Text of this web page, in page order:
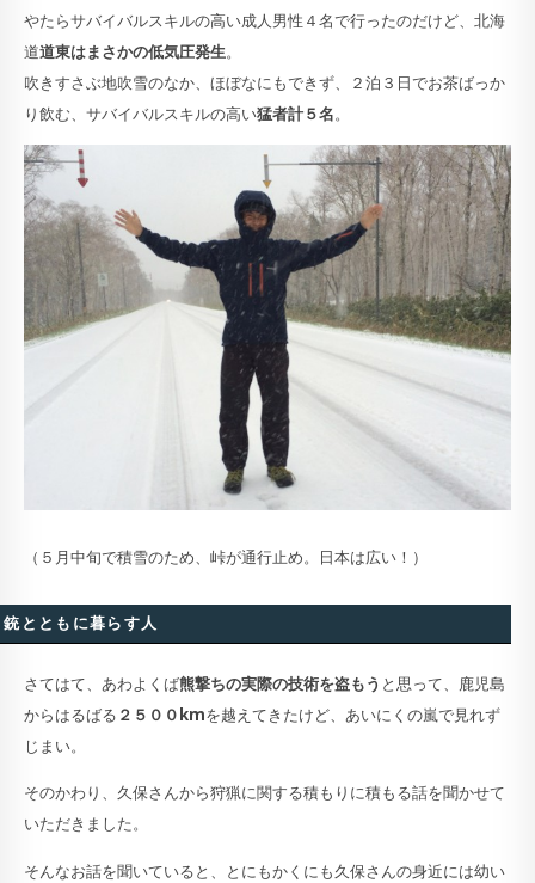
やたらサバイバルスキルの高い成人男性４名で行ったのだけど、北海
道道東はまさかの低気圧発生。
吹きすさぶ地吹雪のなか、ほぼなにもできず、２泊３日でお茶ばっか
り飲む、サバイバルスキルの高い猛者計５名。
（５月中旬で積雪のため、峠が通行止め。日本は広い！）
銃とともに暮らす人
さてはて、あわよくば熊撃ちの実際の技術を盗もう と思って、鹿児島
からはるばる ２５００kmを越えてきたけど、あいにくの嵐で見れず
じまい。
そのかわり、久保さんから狩猟に関する積もりに積もる話を聞かせて
いただきました。
そんなお話を聞いていると、とにもかくにも久保さんの身近には幼い